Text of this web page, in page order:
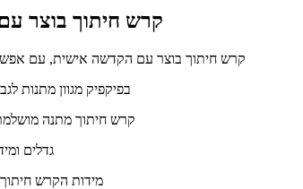
קרש חיתוך בוצר
קרש חיתוך בוצר עם הקדשה אישית, עם
בפיקפיק מגוון מתנות
קרש חיתוך מתנה
גדלים
מידות הקרש חיתוך: 45/17